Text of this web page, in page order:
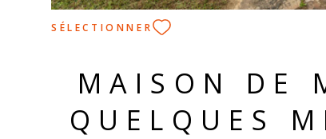
SÉLECTIONNER
MAISON DE
QUELQUES